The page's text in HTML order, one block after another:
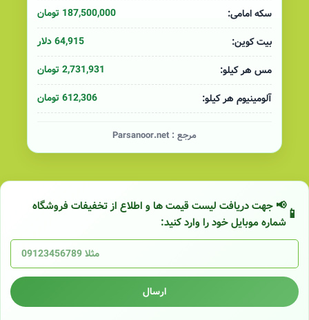
سکه امامی:
187,500,000 تومان
بیت کوین:
64,915 دلار
مس هر کیلو:
2,731,931 تومان
آلومینیوم هر کیلو:
612,306 تومان
مرجع : Parsanoor.net
📢 جهت دریافت لیست قیمت ها و اطلاع از تخفیفات فروشگاه
شماره موبایل خود را وارد کنید:
ارسال